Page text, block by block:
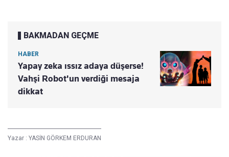
BAKMADAN GEÇME
HABER
Yapay zeka ıssız adaya düşerse!
Vahşi Robot'un verdiği mesaja
dikkat
Yazar : YASİN GÖRKEM ERDURAN